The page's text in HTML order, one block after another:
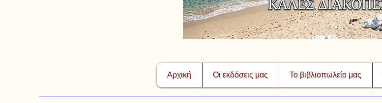
Αρχική Οι εκδόσεις μας Το βιβλιοπωλείο μας